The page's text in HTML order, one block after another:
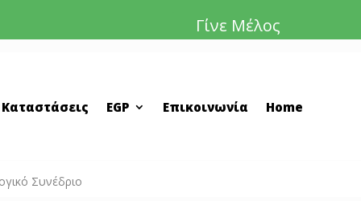
Γίνε Μέλος
EGP Επικοινωνία Home
Συνέδριο